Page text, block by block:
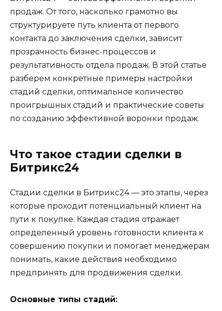
продаж. От того, насколько грамотно вы
структурируете путь клиента от первого
контакта до заключения сделки, зависит
прозрачность бизнес-процессов и
результативность отдела продаж. В этой статье
разберем конкретные примеры настройки
стадий сделки, оптимальное количество
проигрышных стадий и практические советы
по созданию эффективной воронки продаж.
Что такое стадии сделки в
Битрикс24
Стадии сделки в Битрикс24 — это этапы, через
которые проходит потенциальный клиент на
пути к покупке. Каждая стадия отражает
определенный уровень готовности клиента к
совершению покупки и помогает менеджерам
понимать, какие действия необходимо
предпринять для продвижения сделки.
Основные типы стадий: